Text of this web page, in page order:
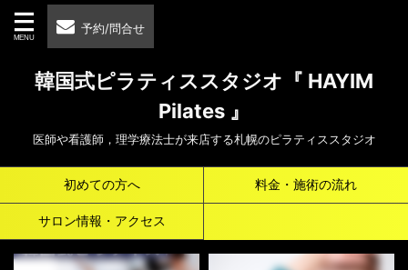
予約/問合せ
韓国式ピラティススタジオ『 HAYIM
Pilates 』
医師や看護師，理学療法士が来店する札幌のピラティススタジオ
初めての方へ 料金・施術の流れ
サロン情報・アクセス